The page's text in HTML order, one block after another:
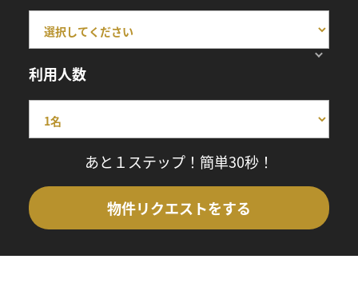
利用人数
あと１ステップ！簡単30秒！
物件リクエストをする